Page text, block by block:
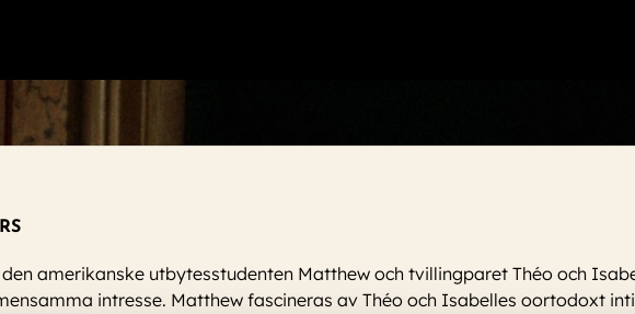
den amerikanske utbytesstudenten Matthew och tvillingparet Théo och
intresse. Matthew fascineras av Théo och Isabelles oortodoxt